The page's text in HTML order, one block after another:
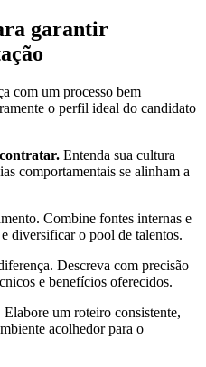
garantir
com um processo bem
o perfil ideal do candidato
Entenda sua cultura
comportamentais se alinham a
Combine fontes internas e
diversificar o pool de talentos.
Descreva com precisão
e benefícios oferecidos.
um roteiro consistente,
acolhedor para o